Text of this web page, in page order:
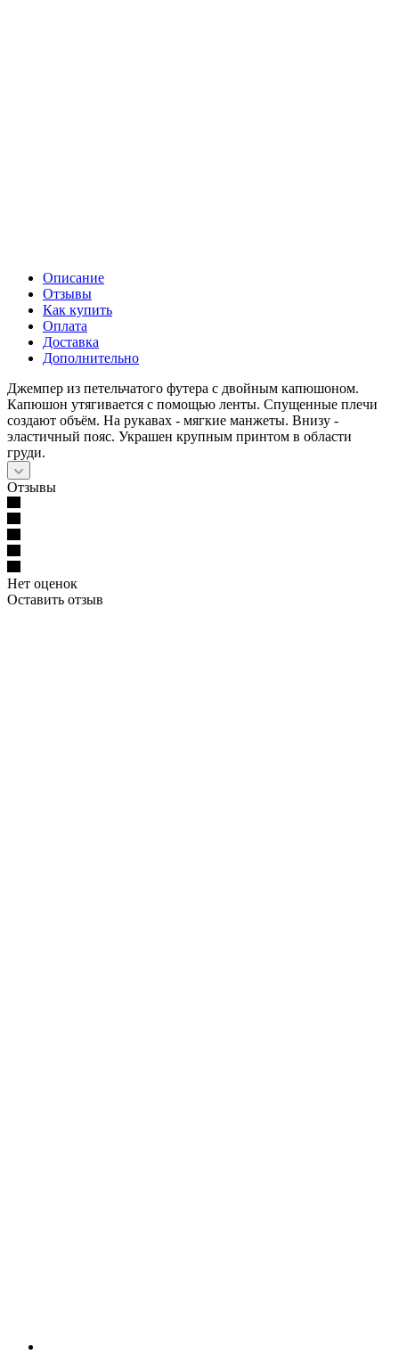
Описание
Отзывы
Как купить
Оплата
Доставка
Дополнительно
Джемпер из петельчатого футера с двойным капюшоном.
Капюшон утягивается с помощью ленты. Спущенные плечи
создают объём. На рукавах - мягкие манжеты. Внизу -
эластичный пояс. Украшен крупным принтом в области
груди.
Отзывы
Нет оценок
Оставить отзыв